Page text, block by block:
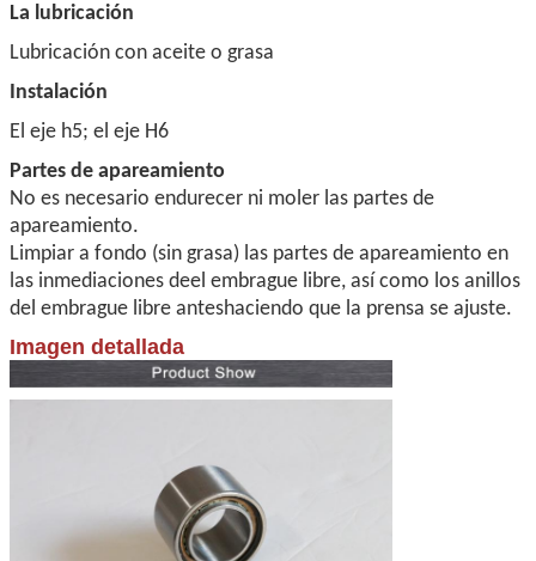
La lubricación
Lubricación con aceite o grasa
Instalación
El eje h5; el eje H6
Partes de apareamiento
No es necesario endurecer ni moler las partes de
apareamiento.
Limpiar a fondo (sin grasa) las partes de apareamiento en
las inmediaciones deel embrague libre, así como los anillos
del embrague libre anteshaciendo que la prensa se ajuste.
Imagen detallada